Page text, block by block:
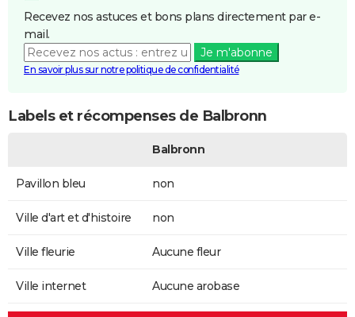
Recevez nos astuces et bons plans directement par e-
mail.
Je m'abonne
En savoir plus sur notre politique de confidentialité
Labels et récompenses de Balbronn
Balbronn
Pavillon bleu non
Ville d'art et d'histoire non
Ville fleurie Aucune fleur
Ville internet Aucune arobase